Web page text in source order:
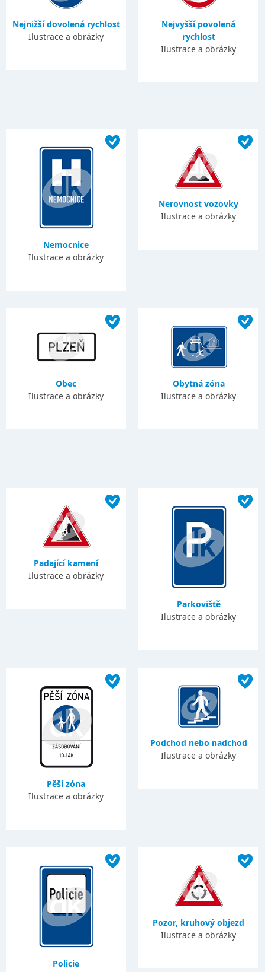
Nejnižší dovolená rychlost
Ilustrace a obrázky
Nejvyšší povolená
rychlost
Ilustrace a obrázky
Nemocnice
Ilustrace a obrázky
Nerovnost vozovky
Ilustrace a obrázky
Obec
Ilustrace a obrázky
Obytná zóna
Ilustrace a obrázky
Padající kamení
Ilustrace a obrázky
Parkoviště
Ilustrace a obrázky
Pěší zóna
Ilustrace a obrázky
Podchod nebo nadchod
Ilustrace a obrázky
Policie
Pozor, kruhový objezd
Ilustrace a obrázky